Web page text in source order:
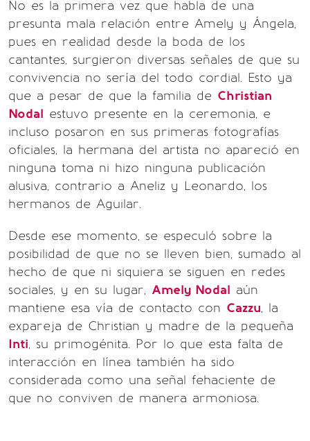
No es la primera vez que habla de una
presunta mala relación entre Amely y Ángela,
pues en realidad desde la boda de los
cantantes, surgieron diversas señales de que su
convivencia no sería del todo cordial. Esto ya
que a pesar de que la familia de Christian
Nodal estuvo presente en la ceremonia, e
incluso posaron en sus primeras fotografías
oficiales, la hermana del artista no apareció en
ninguna toma ni hizo ninguna publicación
alusiva, contrario a Aneliz y Leonardo, los
hermanos de Aguilar.
Desde ese momento, se especuló sobre la
posibilidad de que no se lleven bien, sumado al
hecho de que ni siquiera se siguen en redes
sociales, y en su lugar, Amely Nodal aún
mantiene esa vía de contacto con Cazzu, la
expareja de Christian y madre de la pequeña
Inti, su primogénita. Por lo que esta falta de
interacción en línea también ha sido
considerada como una señal fehaciente de
que no conviven de manera armoniosa.